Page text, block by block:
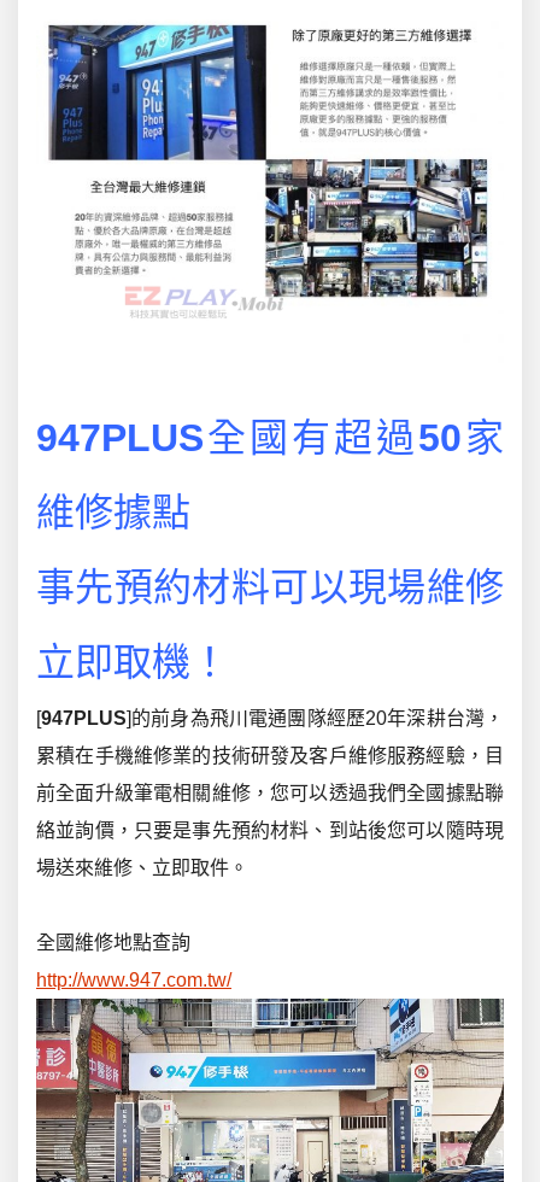
947PLUS全國有超過50家
維修據點
事先預約材料可以現場維修
立即取機！
[947PLUS]的前身為飛川電通團隊經歷20年深耕台灣，
累積在手機維修業的技術研發及客戶維修服務經驗，目
前全面升級筆電相關維修，您可以透過我們全國據點聯
絡並詢價，只要是事先預約材料、到站後您可以隨時現
場送來維修、立即取件。
全國維修地點查詢
http://www.947.com.tw/